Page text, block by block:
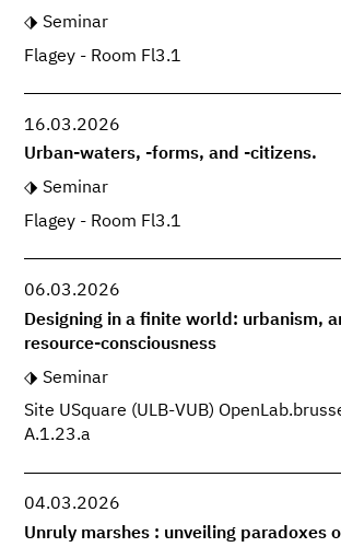
Seminar
Flagey - Room Fl3.1
16.03.2026
Urban-waters, -forms, and -citizens.
Seminar
Flagey - Room Fl3.1
06.03.2026
Designing in a finite world: urbanism,
resource-consciousness
Seminar
Site USquare (ULB-VUB)
A.1.23.a
04.03.2026
Unruly marshes : unveiling paradoxes